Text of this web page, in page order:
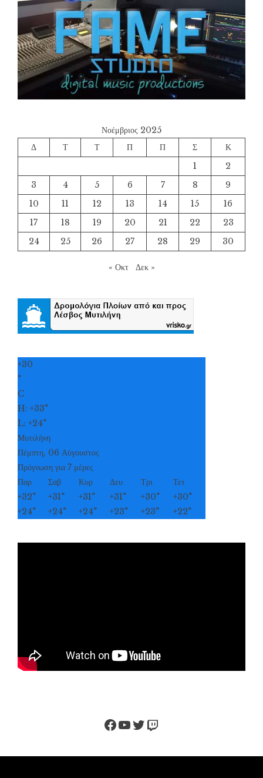
Νοέμβριος 2025
Δ
Τ Τ Π Π Σ
Κ
1
2
3
4 5 6 7 8
9
10
11 12 13 14 15
16
17
18 19 20 21 22
23
24
25 26 27 28 29 30
« Οκτ Δεκ »
+30
°
C
H: +33°
L: +24°
Μυτιλήνη
Πέμπτη, 06 Αύγουστος
Πρόγνωση για 7 μέρες
Παρ
Σαβ Κυρ Δευ Τρι
Τετ
+32° +31° +31° +31° +30° +30°
+24° +24° +24° +23° +23° +22°
Facebook
YouTube
Twitter
Twitch